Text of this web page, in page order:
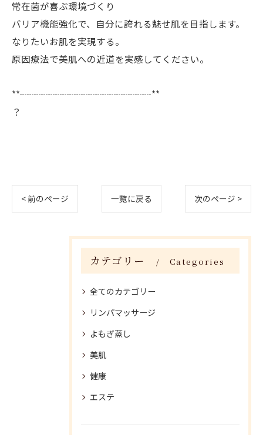
常在菌が喜ぶ環境づくり
バリア機能強化で、自分に誇れる魅せ肌を目指します。
なりたいお肌を実現する。
原因療法で美肌への近道を実感してください。
**┈┈┈┈┈┈┈┈┈┈┈┈┈┈**
？
< 前のページ 一覧に戻る 次のページ >
カテゴリー Categories
全てのカテゴリー
リンパマッサージ
よもぎ蒸し
美肌
健康
エステ